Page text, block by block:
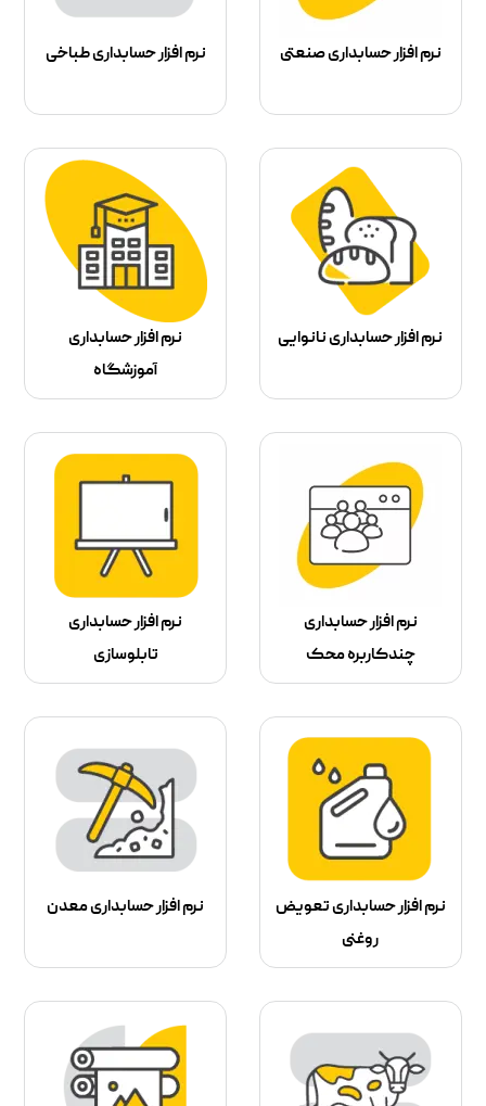
نرم افزار حسابداری صنعتی نرم افزار حسابداری طباخی
نرم افزار حسابداری نانوایی
نرم افزار حسابداری
آموزشگاه
نرم افزار حسابداری
چندکاربره محک
نرم افزار حسابداری
تابلوسازی
نرم افزار حسابداری تعویض
روغنی
نرم افزار حسابداری معدن